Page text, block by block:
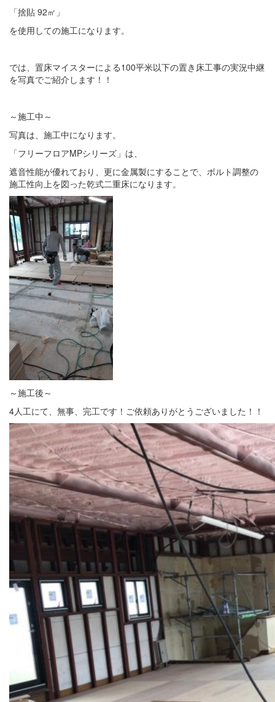
「捨貼 92㎡」
を使用しての施工になります。
では、置床マイスターによる100平米以下の置き床工事の実況中継
を写真でご紹介します！！
～施工中～
写真は、施工中になります。
「フリーフロアMPシリーズ」は、
遮音性能が優れており、更に金属製にすることで、ボルト調整の
施工性向上を図った乾式二重床になります。
～施工後～
4人工にて、無事、完工です！ご依頼ありがとうございました！！